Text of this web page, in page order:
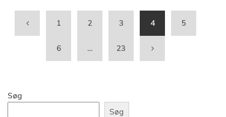
1 2 3 4 5
6 … 23
Søg
Søg